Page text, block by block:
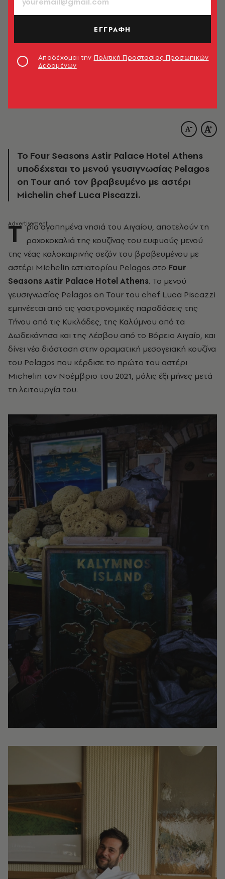
Το Four Seasons Astir Palace Hotel Athens
υποδέχεται το μενού γευσιγνωσίας Pelagos
on Tour από τον βραβευμένο με αστέρι
Michelin chef Luca Piscazzi.
Τ ρία αγαπημένα νησιά του Αιγαίου, αποτελούν τη
ραχοκοκαλιά της κουζίνας του ευφυούς μενού
της νέας καλοκαιρινής σεζόν του βραβευμένου με
αστέρι Michelin εστιατορίου Pelagos στο Four
Seasons Astir Palace Hotel Athens. Το μενού
γευσιγνωσίας Pelagos on Tour του chef Luca Piscazzi
εμπνέεται από τις γαστρονομικές παραδόσεις της
Τήνου από τις Κυκλάδες, της Καλύμνου από τα
Δωδεκάνησα και της Λέσβου από το Βόρειο Αιγαίο, και
δίνει νέα διάσταση στην οραματική μεσογειακή κουζίνα
του Pelagos που κέρδισε το πρώτο του αστέρι
Michelin τον Νοέμβριο του 2021, μόλις έξι μήνες μετά
τη λειτουργία του.
ΕΓΓΡΑΦΗ
Αποδέχομαι την Πολιτική Προστασίας Προσωπικών
Δεδομένων